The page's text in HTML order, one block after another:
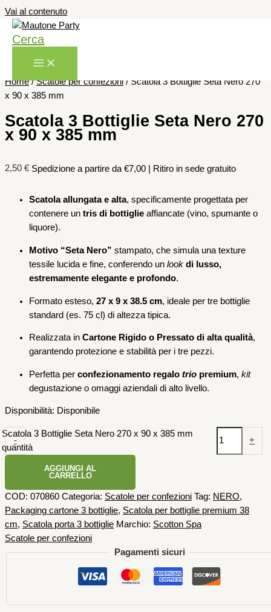
Vai al contenuto
Cerca
Home/Scatole per confezioni / Scatola 3 Bottiglie Seta Nero 270
x 90 x 385 mm
Scatola 3 Bottiglie Seta Nero 270
x 90 x 385 mm
2,50 € Spedizione a partire da €7,00 | Ritiro in sede gratuito
Scatola allungata e alta, specificamente progettata per
contenere un tris di bottiglie affiancate (vino, spumante o
liquore).
Motivo “Seta Nero” stampato, che simula una texture
tessile lucida e fine, conferendo un look di lusso,
estremamente elegante e profondo.
Formato esteso, 27 x 9 x 38.5 cm, ideale per tre bottiglie
standard (es. 75 cl) di altezza tipica.
Realizzata in Cartone Rigido o Pressato di alta qualità,
garantendo protezione e stabilità per i tre pezzi.
Perfetta per confezionamento regalo trio premium, kit
degustazione o omaggi aziendali di alto livello.
Disponibilità: Disponibile
-
Scatola 3 Bottiglie Seta Nero 270 x 90 x 385 mm
quantità
+
AGGIUNGI AL
CARRELLO
COD: 070860 Categoria: Scatole per confezioni Tag: NERO,
Packaging cartone 3 bottiglie, Scatola per bottiglie premium 38
cm, Scatola porta 3 bottiglie Marchio: Scotton Spa
Scatole per confezioni
Pagamenti sicuri